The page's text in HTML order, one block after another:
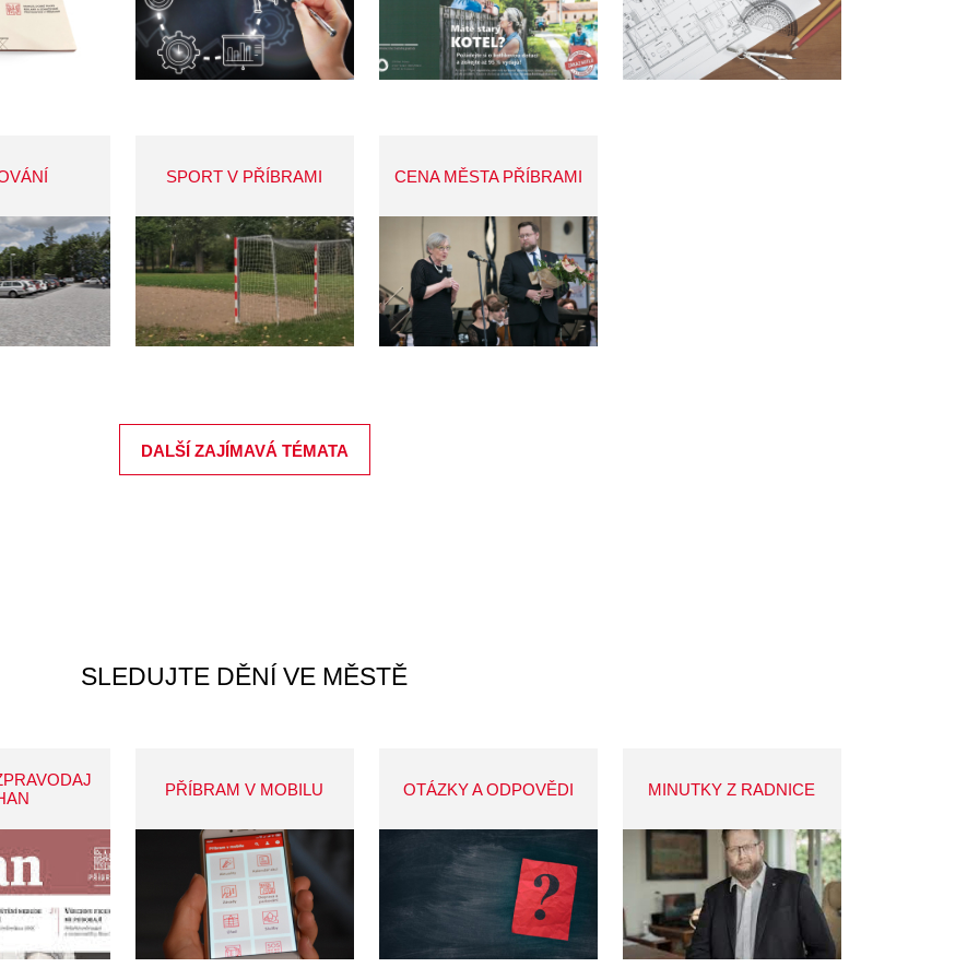
SPORT V PŘÍBRAMI CENA MĚSTA PŘÍBRAMI
DALŠÍ ZAJÍMAVÁ TÉMATA
SLEDUJTE DĚNÍ VE MĚSTĚ
PŘÍBRAM V MOBILU OTÁZKY A ODPOVĚDI MINUTKY Z RADNICE